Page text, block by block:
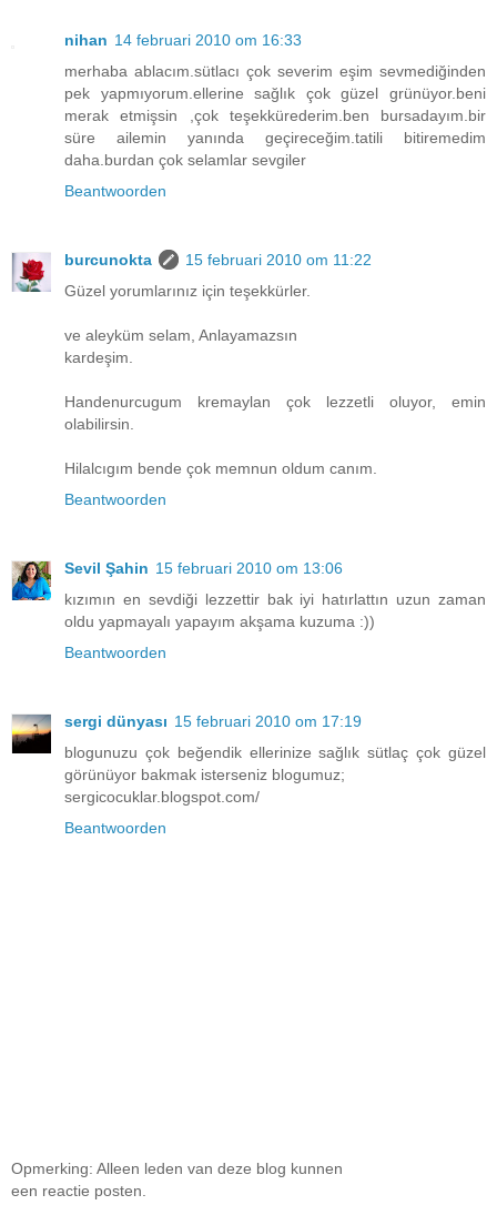
nihan 14 februari 2010 om 16:33
merhaba ablacım.sütlacı çok severim eşim sevmediğinden
pek yapmıyorum.ellerine sağlık çok güzel grünüyor.beni
merak etmişsin ,çok teşekkürederim.ben bursadayım.bir
süre ailemin yanında geçireceğim.tatili bitiremedim
daha.burdan çok selamlar sevgiler
Beantwoorden
burcunokta
15 februari 2010 om 11:22
Güzel yorumlarınız için teşekkürler.
ve aleyküm selam, Anlayamazsın
kardeşim.
Handenurcugum kremaylan çok lezzetli oluyor, emin
olabilirsin.
Hilalcıgım bende çok memnun oldum canım.
Beantwoorden
Sevil Şahin 15 februari 2010 om 13:06
kızımın en sevdiği lezzettir bak iyi hatırlattın uzun zaman
oldu yapmayalı yapayım akşama kuzuma :))
Beantwoorden
sergi dünyası 15 februari 2010 om 17:19
blogunuzu çok beğendik ellerinize sağlık sütlaç çok güzel
görünüyor bakmak isterseniz blogumuz;
sergicocuklar.blogspot.com/
Beantwoorden
Opmerking: Alleen leden van deze blog kunnen
een reactie posten.